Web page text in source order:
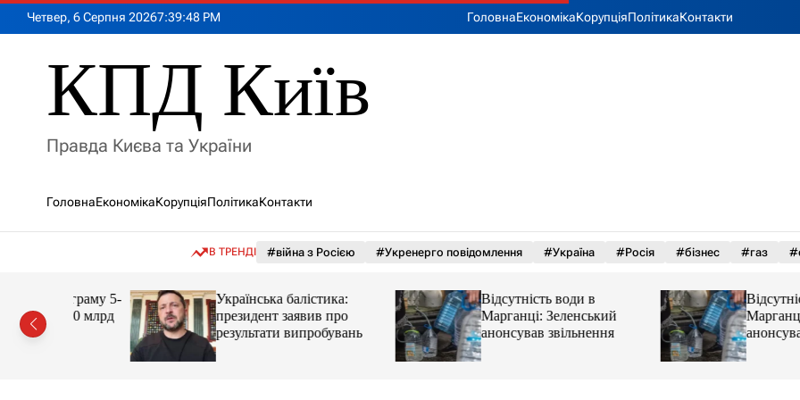
Четвер, 6 Серпня 20267:39:49 PM ГоловнаЕкономікаКорупціяПолітикаКонтакти
КПД Київ
Правда Києва та України
ГоловнаЕкономікаКорупціяПолітикаКонтакти
В ТРЕНДІ #війна з Росією #Укренерго повідомлення #Україна #Росія #бізнес #газ
80 млрд
Українська балістика:
президент заявив про
результати випробувань
Відсутність води в
Марганці: Зеленський
анонсував звільнення
Відсутність води
Марганці:
анонсував